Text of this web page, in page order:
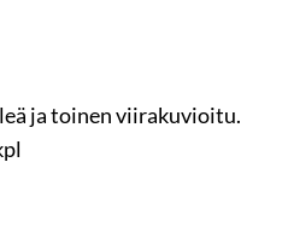
ja toinen viirakuvioitu.